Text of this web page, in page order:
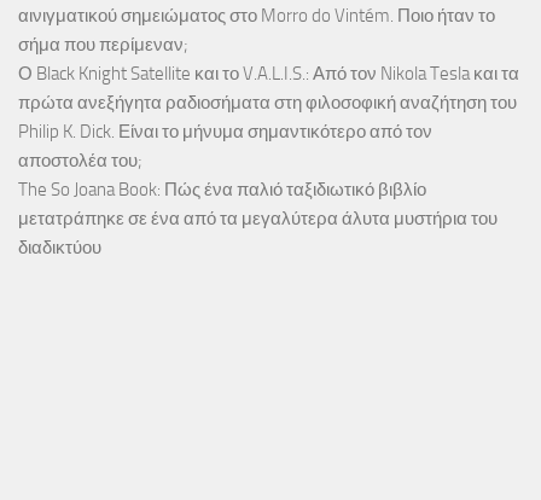
αινιγματικού σημειώματος στο Morro do Vintém. Ποιο ήταν το
σήμα που περίμεναν;
Ο Black Knight Satellite και το V.A.L.I.S.: Από τον Nikola Tesla και τα
πρώτα ανεξήγητα ραδιοσήματα στη φιλοσοφική αναζήτηση του
Philip K. Dick. Είναι το μήνυμα σημαντικότερο από τον
αποστολέα του;
The So Joana Book: Πώς ένα παλιό ταξιδιωτικό βιβλίο
μετατράπηκε σε ένα από τα μεγαλύτερα άλυτα μυστήρια του
διαδικτύου